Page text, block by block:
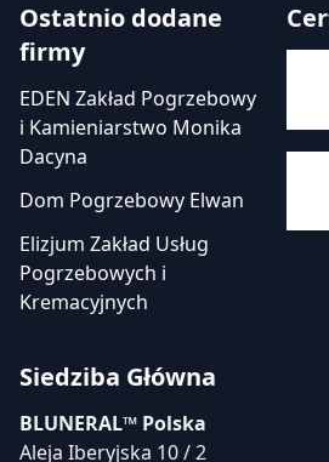
Ostatnio dodane
firmy
EDEN Zakład Pogrzebowy
i Kamieniarstwo Monika
Dacyna
Dom Pogrzebowy Elwan
Elizjum Zakład Usług
Pogrzebowych i
Kremacyjnych
Siedziba Główna
BLUNERAL™ Polska
Aleja Iberyjska 10 / 2